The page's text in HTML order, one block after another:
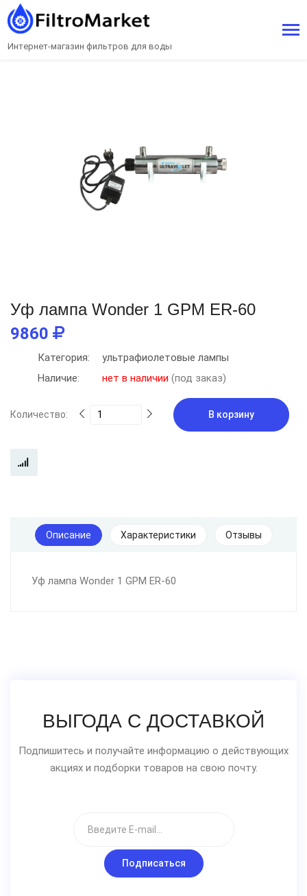
Интернет-магазин фильтров для воды
Уф лампа Wonder 1 GPM ER-60
9860
Категория:
ультрафиолетовые лампы
Наличие:
нет в наличии (под заказ)
Количество: В корзину
Описание Характеристики Отзывы
Уф лампа Wonder 1 GPM ER-60
ВЫГОДА С ДОСТАВКОЙ
Подпишитесь и получайте информацию о действующих
акциях и подборки товаров на свою почту.
Подписаться